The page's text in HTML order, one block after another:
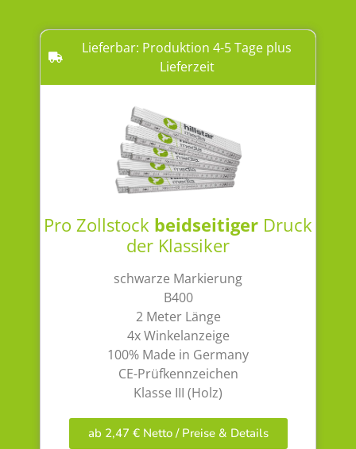
Lieferbar: Produktion 4-5 Tage plus
Lieferzeit
Pro Zollstock beidseitiger Druck
der Klassiker
schwarze Markierung
B400
2 Meter Länge
4x Winkelanzeige
100% Made in Germany
CE-Prüfkennzeichen
Klasse III (Holz)
ab 2,47 € Netto / Preise & Details